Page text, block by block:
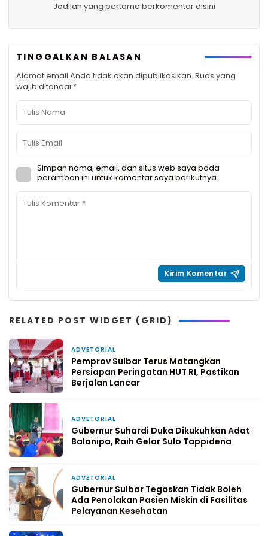
Jadilah yang pertama berkomentar disini
TINGGALKAN BALASAN
Alamat email Anda tidak akan dipublikasikan. Ruas yang
wajib ditandai *
Simpan nama, email, dan situs web saya pada
peramban ini untuk komentar saya berikutnya.
RELATED POST WIDGET (GRID)
ADVETORIAL
Pemprov Sulbar Terus Matangkan
Persiapan Peringatan HUT RI, Pastikan
Berjalan Lancar
ADVETORIAL
Gubernur Suhardi Duka Dikukuhkan Adat
Balanipa, Raih Gelar Sulo Tappidena
ADVETORIAL
Gubernur Sulbar Tegaskan Tidak Boleh
Ada Penolakan Pasien Miskin di Fasilitas
Pelayanan Kesehatan